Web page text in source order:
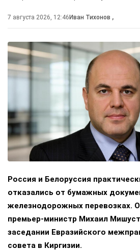
7 августа 2026, 12:46 Иван Тихонов ,
Россия и Белоруссия
отказались от бумажных
железнодорожных перевозках.
премьер-министр Михаил
заседании Евразийского
совета в Киргизии.